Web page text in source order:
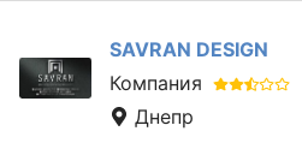
SAVRAN DESIGN
Компания
Днепр